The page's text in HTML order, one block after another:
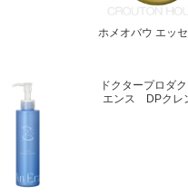
ホメオバウ エッ
ドクタープロダ
エンス DPクレ